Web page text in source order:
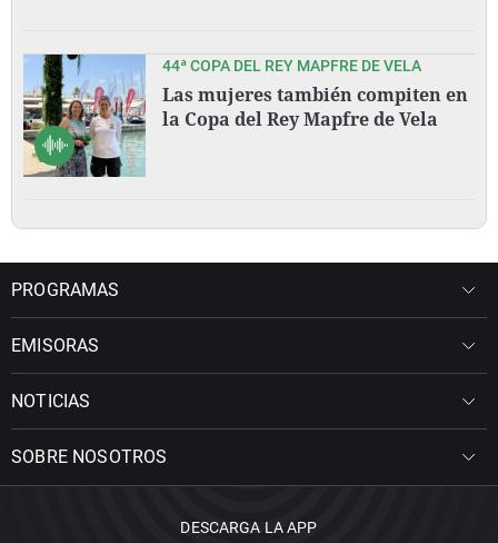
44ª COPA DEL REY MAPFRE DE VELA
Las mujeres también compiten en
la Copa del Rey Mapfre de Vela
PROGRAMAS
EMISORAS
NOTICIAS
SOBRE NOSOTROS
DESCARGA LA APP